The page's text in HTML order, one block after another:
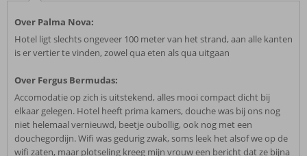
Over Palma Nova:
Hotel ligt slechts ongeveer 100 meter van het strand, aan alle kanten
is er vertier te vinden, zowel qua eten als qua uitgaan
Over Fergus Bermudas:
Accomodatie op zich is uitstekend, alles mooi compact dicht bij
elkaar gelegen. Hotel heeft prima kamers, douche was bij ons nog
niet helemaal vernieuwd, beetje oubollig, ook nog met een
douchegordijn. Wifi was gedurig zwak, soms leek het alsof we op de
wifi zaten, maar plotseling kreeg mijn vrouw een bericht dat ze bijna